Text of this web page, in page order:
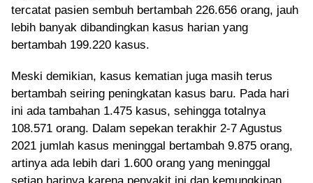
tercatat pasien sembuh bertambah 226.656 orang, jauh
lebih banyak dibandingkan kasus harian yang
bertambah 199.220 kasus.
Meski demikian, kasus kematian juga masih terus
bertambah seiring peningkatan kasus baru. Pada hari
ini ada tambahan 1.475 kasus, sehingga totalnya
108.571 orang. Dalam sepekan terakhir 2-7 Agustus
2021 jumlah kasus meninggal bertambah 9.875 orang,
artinya ada lebih dari 1.600 orang yang meninggal
setiap harinya karena penyakit ini dan kemungkinan